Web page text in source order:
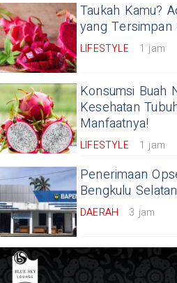
Taukah Kamu?
yang Tersimpan
LIFESTYLE 1 jam
Konsumsi Buah
Kesehatan
Manfaatnya!
LIFESTYLE 1 jam
Penerimaan
Bengkulu
DAERAH 3 jam